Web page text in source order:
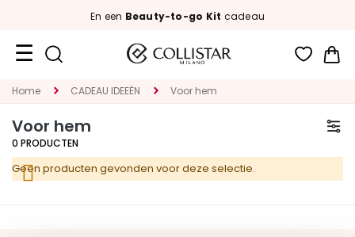
En een Beauty-to-go Kit cadeau
Travel
Nieuw
GEZICHT
Home CADEAU IDEEËN Voor hem
Voor hem
0 PRODUCTEN
Geen producten gevonden voor deze selectie.